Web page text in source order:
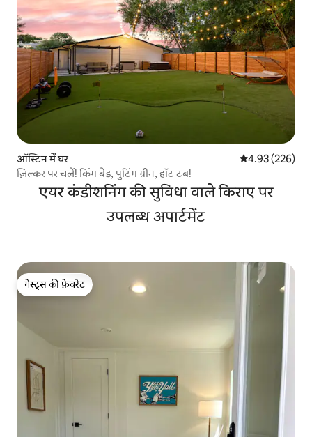
ऑस्टिन में घर औसत रेटिंग 5 में से
4.93 (226)
ज़िल्कर पर चलें! किंग बेड, पुटिंग ग्रीन, हॉट टब!
एयर कंडीशनिंग की सुविधा वाले किराए पर
उपलब्ध अपार्टमेंट
गेस्ट्स की फ़ेवरेट
गेस्ट्स की फ़ेवरेट